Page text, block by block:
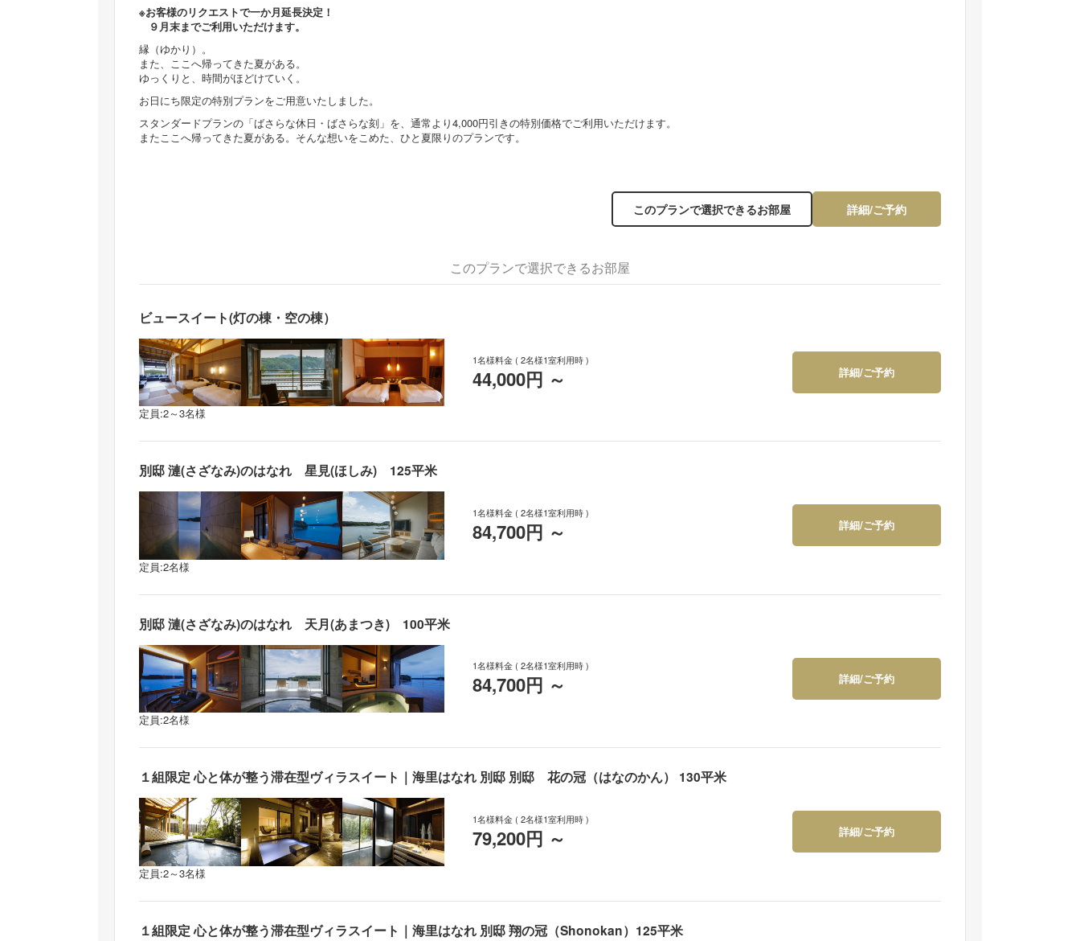
※お客様のリクエストで一か月延長決定！
９月末までご利用いただけます。
縁（ゆかり）。
また、ここへ帰ってきた夏がある。
ゆっくりと、時間がほどけていく。
お日にち限定の特別プランをご用意いたしました。
スタンダードプランの「ばさらな休日・ばさらな刻」を、通常より4,000円引きの特別価格でご利用いただけます。
またここへ帰ってきた夏がある。そんな想いをこめた、ひと夏限りのプランです。
詳細/ご予約
このプランで選択できるお部屋
このプランで選択できるお部屋
ビュースイート(灯の棟・空の棟）
1名様料金 ( 2名様1室利用時 )
44,000円 ～ 詳細/ご予約
定員:2～3名様
別邸 漣(さざなみ)のはなれ 星見(ほしみ) 125平米
1名様料金 ( 2名様1室利用時 )
84,700円 ～ 詳細/ご予約
定員:2名様
別邸 漣(さざなみ)のはなれ 天月(あまつき) 100平米
1名様料金 ( 2名様1室利用時 )
84,700円 ～ 詳細/ご予約
定員:2名様
１組限定 心と体が整う滞在型ヴィラスイート｜海里はなれ 別邸 別邸 花の冠（はなのかん） 130平米
1名様料金 ( 2名様1室利用時 )
79,200円 ～ 詳細/ご予約
定員:2～3名様
１組限定 心と体が整う滞在型ヴィラスイート｜海里はなれ 別邸 翔の冠（Shonokan）125平米